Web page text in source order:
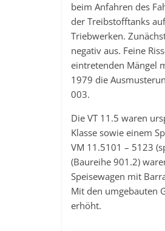
beim Anfahren des
der Treibstofftanks
Triebwerken.
negativ aus. Feine
eintretenden Mängel
1979 die
003.
Die VT 11.5 waren
Klasse sowie einem
VM 11.5101 – 5123
(Baureihe 901.2)
Speisewagen mit
Mit den umgebauten
erhöht.